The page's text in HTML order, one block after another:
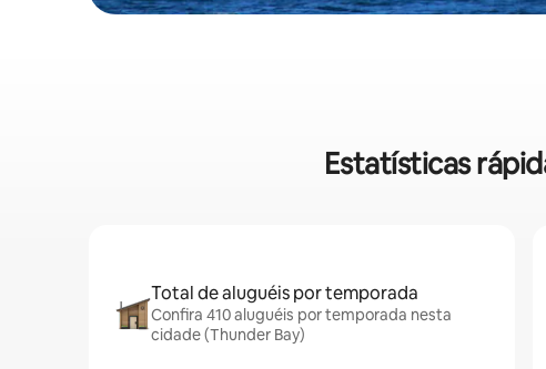
Estatísticas
Total de aluguéis por temporada
Confira 410 aluguéis por temporada nesta
cidade (Thunder Bay)